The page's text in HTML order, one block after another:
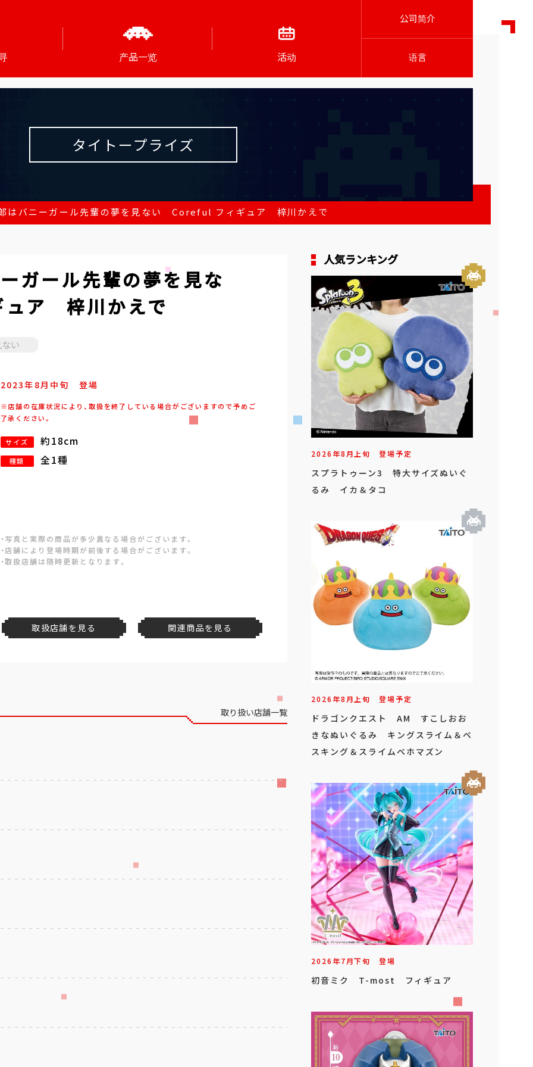
产品一览 活动
公司简介
语言
タイトープライズ
はバニーガール先輩の夢を見ない Coreful フィギュア 梓川かえで
ガール先輩の夢を見な
ア 梓川かえで
い
2023年 8月 中旬 登場
※店舗の在庫状況により、取扱を終了している場合がございますので予めご
了承ください。
サイズ 約18cm
種類 全1種
・写真と実際の商品が多少異なる場合がございます。
・店舗により登場時期が前後する場合がございます。
・取扱店舗は随時更新となります。
取扱店舗を見る 関連商品を見る
取り扱い店舗一覧
人気ランキング
2026年8月上旬 登場予定
スプラトゥーン3 特大サイズぬいぐ
るみ イカ＆タコ
2026年8月上旬 登場予定
ドラゴンクエスト AM すこしおお
きなぬいぐるみ キングスライム＆ベ
スキング＆スライムベホマズン
2026年7月下旬 登場
初音ミク T-most フィギュア